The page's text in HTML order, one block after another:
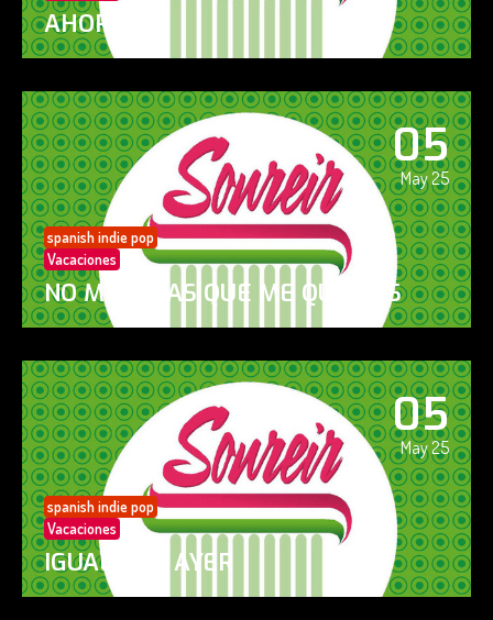
AHORA SÍ!
05
May 25
spanish indie pop
Vacaciones
NO ME DIGAS QUE ME QUIERES
05
May 25
spanish indie pop
Vacaciones
IGUAL QUE AYER